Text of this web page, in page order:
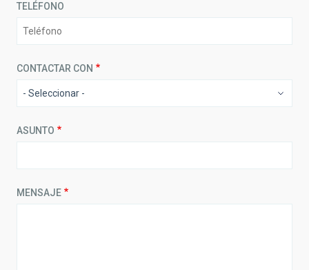
TELÉFONO
CONTACTAR CON
ASUNTO
MENSAJE